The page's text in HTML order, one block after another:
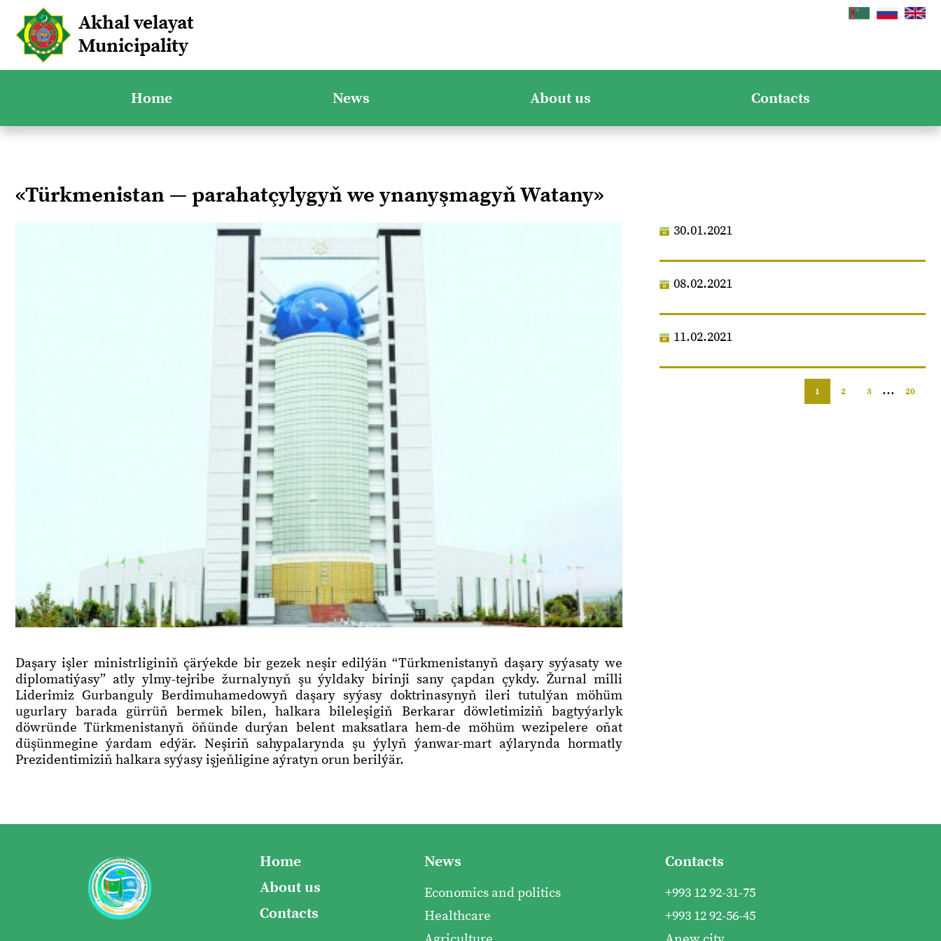
Akhal velayat
Municipality
Home News About us Contacts
«Türkmenistan — parahatçylygyň we ynanyşmagyň Watany»
Daşary işler ministrliginiň çärýekde bir gezek neşir edilýän “Türkmenistanyň daşary syýasaty we
diplomatiýasy” atly ylmy-tejribe žurnalynyň şu ýyldaky birinji sany çapdan çykdy. Žurnal milli
Liderimiz Gurbanguly Berdimuhamedowyň daşary syýasy doktrinasynyň ileri tutulýan möhüm
ugurlary barada gürrüň bermek bilen, halkara bileleşigiň Berkarar döwletimiziň bagtyýarlyk
döwründe Türkmenistanyň öňünde durýan belent maksatlara hem-de möhüm wezipelere oňat
düşünmegine ýardam edýär. Neşiriň sahypalarynda şu ýylyň ýanwar-mart aýlarynda hormatly
Prezidentimiziň halkara syýasy işjeňligine aýratyn orun berilýär.
30.01.2021
08.02.2021
11.02.2021
1 2 3 ... 20
Home
About us
Contacts
News
Economics and politics
Healthcare
Contacts
+993 12 92-31-75
+993 12 92-56-45